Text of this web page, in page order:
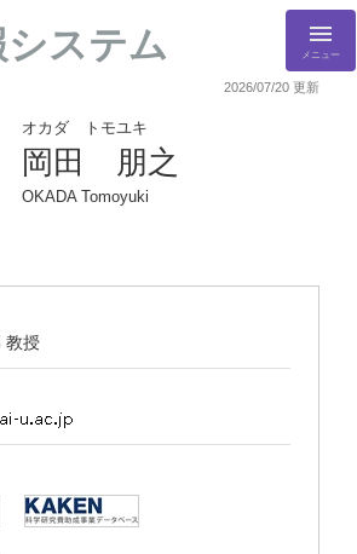
ステム メニュー
2026/07/20 更新
オカダ トモユキ
岡田 朋之
OKADA Tomoyuki
教授